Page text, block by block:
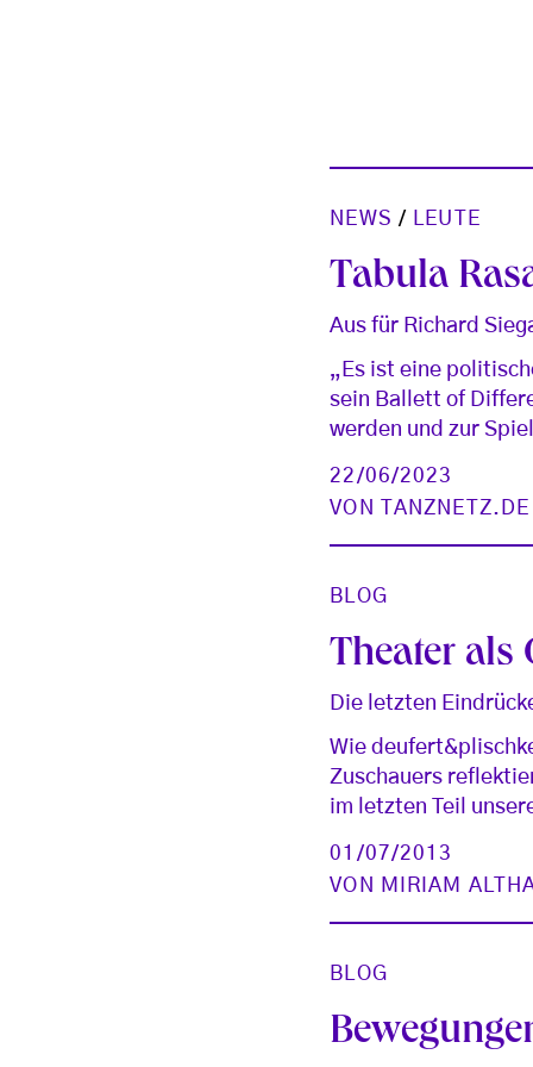
NEWS / LEUTE
Tabula
Aus für Richard
„Es ist eine
sein Ballett of
werden und zur
22/06/2023
VON
BLOG
Theater als
Die letzten
Wie
Zuschauers
im letzten Teil
01/07/2013
VON
MIRIAM
BLOG